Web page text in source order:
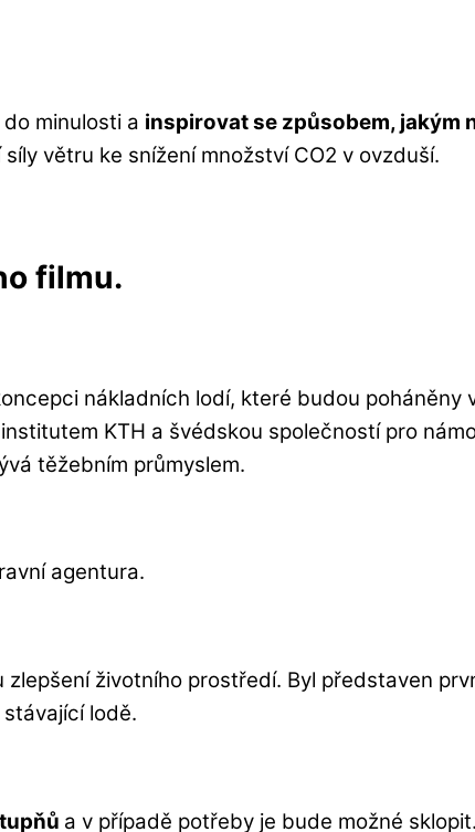
minulosti a inspirovat se způsobem, jakým
větru ke snížení množství CO2 v ovzduší.
filmu.
nákladních lodí, které budou poháněny
KTH a švédskou společností pro
těžebním průmyslem.
agentura.
životního prostředí. Byl představen
lodě.
a v případě potřeby je bude možné